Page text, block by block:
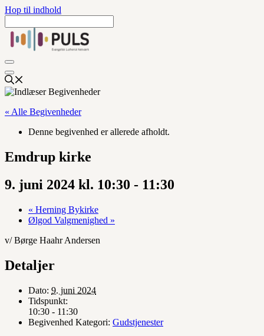
Hop til indhold
« Alle Begivenheder
Denne begivenhed er allerede afholdt.
Emdrup kirke
9. juni 2024 kl. 10:30 - 11:30
« Herning Bykirke
Ølgod Valgmenighed »
v/ Børge Haahr Andersen
Detaljer
Dato: 9. juni 2024
Tidspunkt:
10:30 - 11:30
Begivenhed Kategori: Gudstjenester